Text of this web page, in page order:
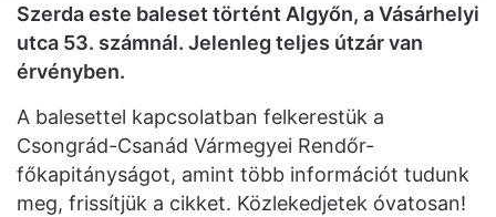
Szerda este baleset történt Algyőn, a Vásárhelyi
utca 53. számnál. Jelenleg teljes útzár van
érvényben.
A balesettel kapcsolatban felkerestük a
Csongrád-Csanád Vármegyei Rendőr-
főkapitányságot, amint több információt tudunk
meg, frissítjük a cikket. Közlekedjetek óvatosan!